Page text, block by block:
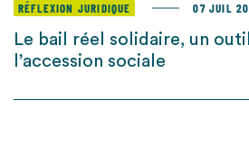
RÉFLEXION JURIDIQUE 07 JUIL
Le bail réel solidaire, un
l’accession sociale